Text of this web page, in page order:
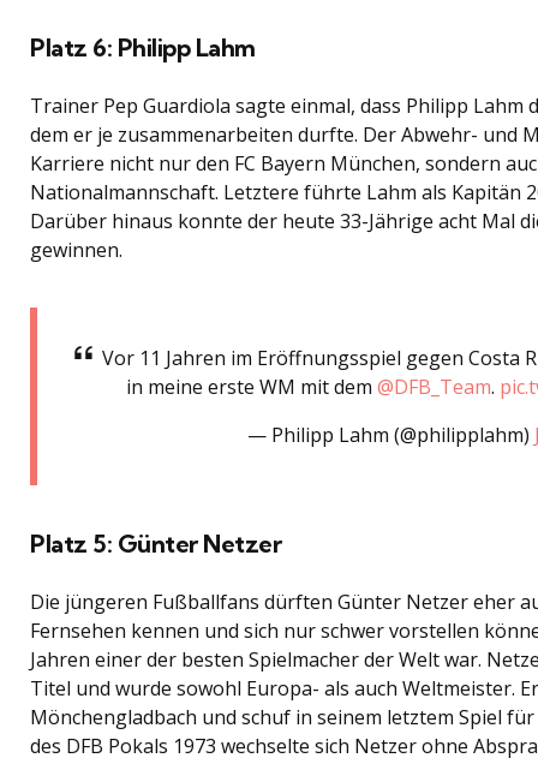
Platz 6: Philipp Lahm
Trainer Pep Guardiola sagte einmal, dass Philipp
dem er je zusammenarbeiten durfte. Der Abwehr- und
Karriere nicht nur den FC Bayern München, sondern
Nationalmannschaft. Letztere führte Lahm als Kapitän
Darüber hinaus konnte der heute 33-Jährige acht Mal
gewinnen.
Vor 11 Jahren im Eröffnungsspiel gegen Costa
in meine erste WM mit dem@DFB_Team.
— Philipp Lahm (@philipplahm)
Platz 5: Günter Netzer
Die jüngeren Fußballfans dürften Günter Netzer eher
Fernsehen kennen und sich nur schwer vorstellen
Jahren einer der besten Spielmacher der Welt war.
Titel und wurde sowohl Europa- als auch Weltmeister.
Mönchengladbach und schuf in seinem letztem Spiel
des DFB Pokals 1973 wechselte sich Netzer ohne